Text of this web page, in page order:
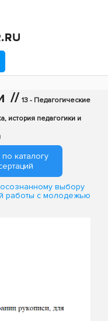
// 13 - Педагогические
история педагогики и
каталогу
выбору
работы с молодежью